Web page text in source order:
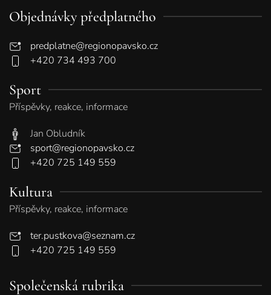
Objednávky předplatného
predplatne@regionopavsko.cz
+420 734 493 700
Sport
Příspěvky, reakce, informace
Jan Obludník
sport@regionopavsko.cz
+420 725 149 559
Kultura
Příspěvky, reakce, informace
ter.pustkova@seznam.cz
+420 725 149 559
Společenská rubrika